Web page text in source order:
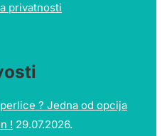
privatnosti
? Jedna od opcija
! 29.07.2026.